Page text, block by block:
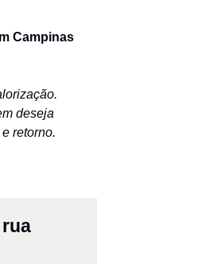
Campinas
deseja
retorno.